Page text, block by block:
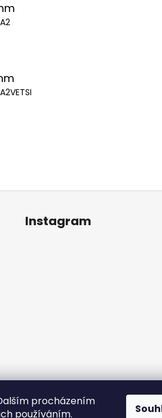
procházením
používáním.
Instagram
Sledovat na Instagramu